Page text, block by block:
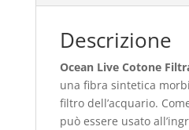
Descrizione
Ocean Live Cotone
una fibra sintetica
filtro dell’acquario.
può essere usato